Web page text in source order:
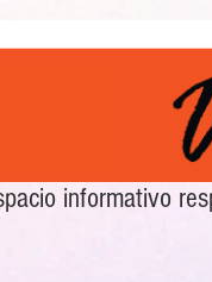
informativo